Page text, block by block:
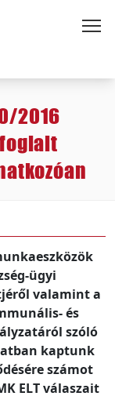
2016
ügyi
valamint a
és
szóló
kaptunk
számot
ELT válaszait